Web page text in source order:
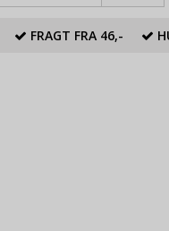
FRAGT FRA 46,-